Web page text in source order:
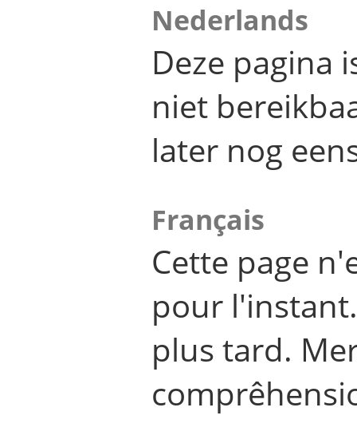
Nederlands
Deze pagina
niet
later nog
Français
Cette page
pour
plus tard.